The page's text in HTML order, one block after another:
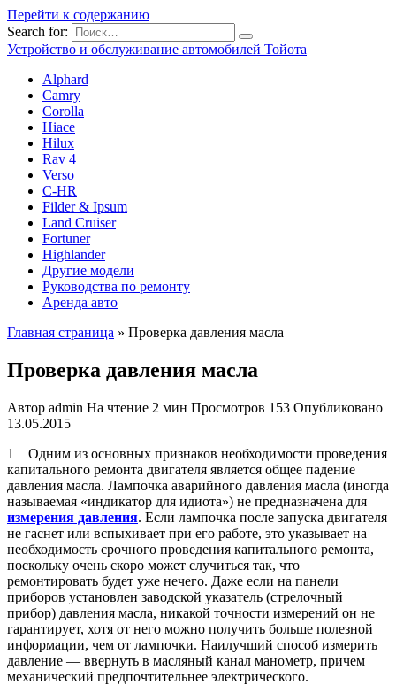
Перейти к содержанию
Search for:
Устройство и обслуживание автомобилей Тойота
Alphard
Camry
Corolla
Hiace
Hilux
Rav 4
Verso
C-HR
Filder & Ipsum
Land Cruiser
Fortuner
Highlander
Другие модели
Руководства по ремонту
Аренда авто
Главная страница » Проверка давления масла
Проверка давления масла
Автор admin На чтение 2 мин Просмотров 153 Опубликовано
13.05.2015
1 Одним из основных признаков необходимости проведения
капитального ремонта двигателя является общее падение
давления масла. Лампочка аварийного давления масла (иногда
называемая «индикатор для идиота») не предназначена для
измерения давления. Если лампочка после запуска двигателя
не гаснет или вспыхивает при его работе, это указывает на
необходимость срочного проведения капитального ремонта,
поскольку очень скоро может случиться так, что
ремонтировать будет уже нечего. Даже если на панели
приборов установлен заводской указатель (стрелочный
прибор) давления масла, никакой точности измерений он не
гарантирует, хотя от него можно получить больше полезной
информации, чем от лампочки. Наилучший способ измерить
давление — ввернуть в масляный канал манометр, причем
механический предпочтительнее электрического.